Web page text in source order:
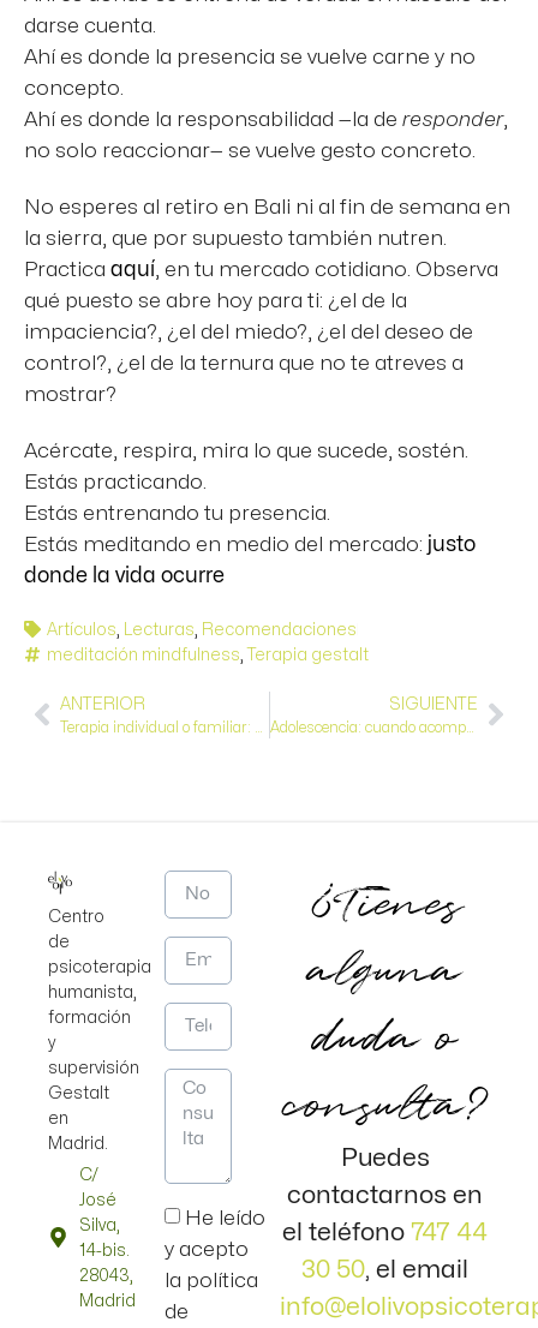
darse cuenta.
Ahí es donde la presencia se vuelve carne y no
concepto.
Ahí es donde la responsabilidad —la de responder,
no solo reaccionar— se vuelve gesto concreto.
No esperes al retiro en Bali ni al fin de semana en
la sierra, que por supuesto también nutren.
Practica aquí , en tu mercado cotidiano. Observa
qué puesto se abre hoy para ti: ¿el de la
impaciencia?, ¿el del miedo?, ¿el del deseo de
control?, ¿el de la ternura que no te atreves a
mostrar?
Acércate, respira, mira lo que sucede, sostén.
Estás practicando.
Estás entrenando tu presencia.
Estás meditando en medio del mercado: justo
donde la vida ocurre
Artículos Lecturas
Recomendaciones
meditación mindfulness
Terapia gestalt
ANTERIOR SIGUIENTE
Adolescencia: cuando acompañar importa más que controlar
¿Tienes
alguna
duda o
consulta?
Puedes
contactarnos en
el teléfono 747 44
30 50 , el email
Centro
de
psicoterapia
humanista,
formación
y
supervisión
Gestalt
en
Madrid.
C/
José
Silva,
14-bis.
28043,
Madrid
He leído
y acepto
la política
de